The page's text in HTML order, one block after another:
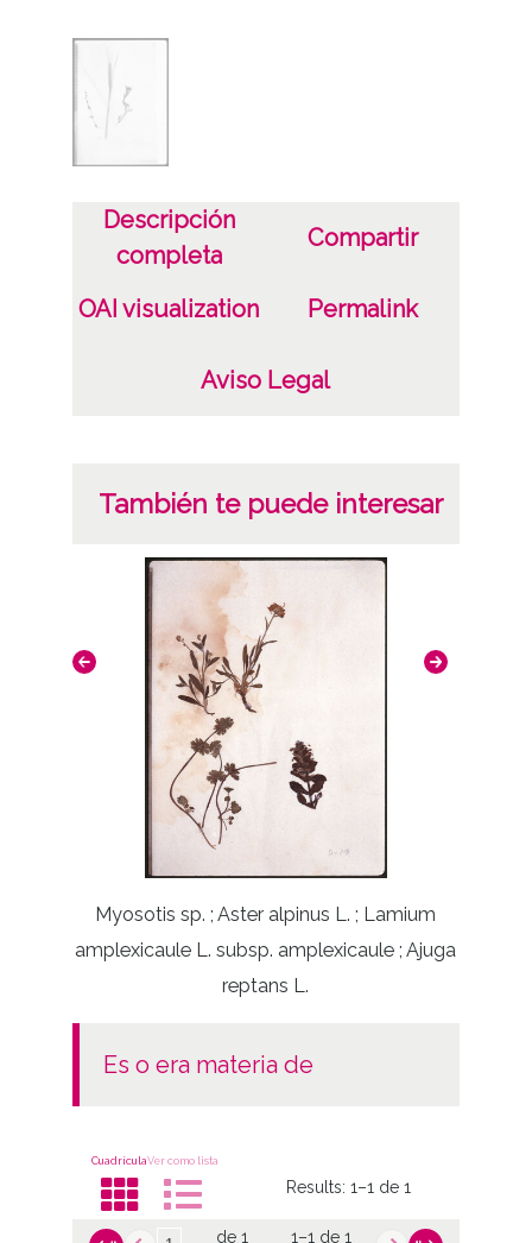
Grupo: plantas vasculares; familia:
Materia
Herbario Prestamero
Descripción
completa
Compartir
OAI visualization Permalink
Aviso Legal
También te puede interesar
Myosotis sp. ; Aster alpinus L. ; Lamium
amplexicaule L. subsp. amplexicaule ; Ajuga
reptans L.
es o era materia de
CuadrículaVer como lista
Results:1–1 de 1
de 1 1–1 de 1